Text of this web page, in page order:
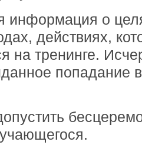
информация о
действиях,
на тренинге.
попадание